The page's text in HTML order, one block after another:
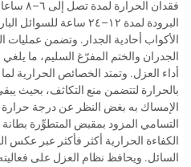
فقدان
البرودة لمدة ١٢–٢٤ ساعة
الأكواب أحادية الجدار. وتضمن
الجدران والختم المفرّغ السليم، ما
أداء العزل. وتمتد الخصائص الحرارية
بالحرارة لتتضمن منع التكاثف، بحيث
الإمساك به بغض النظر عن درجة
التسامي المزود بمقبض المتطوِّرة
الكفاءة الحرارية أكثر فأكثر عبر عكس
السائل. ويحافظ نظام العزل على